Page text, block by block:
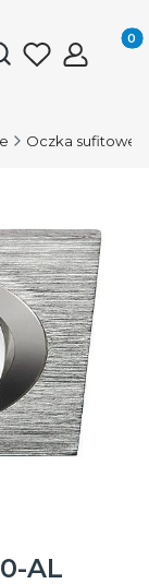
Oczka sufitowe
AL